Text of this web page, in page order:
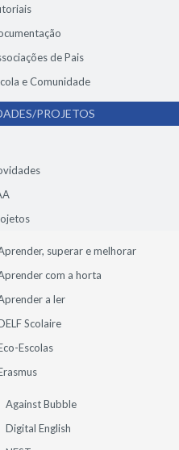
de Pais
e Comunidade
PROJETOS
superar e melhorar
com a horta
a ler
Scolaire
Escolas
Against Bubble
Digital English